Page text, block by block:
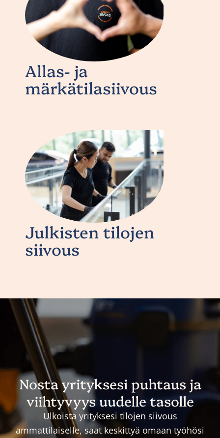
Allas- ja
märkätilasiivous
Julkisten tilojen
siivous
Nosta yrityksesi puhtaus ja
viihtyvyys uudelle tasolle
Ulkoista yrityksesi tilojen siivous
ammattilaiselle, saat keskittyä omaan työhösi